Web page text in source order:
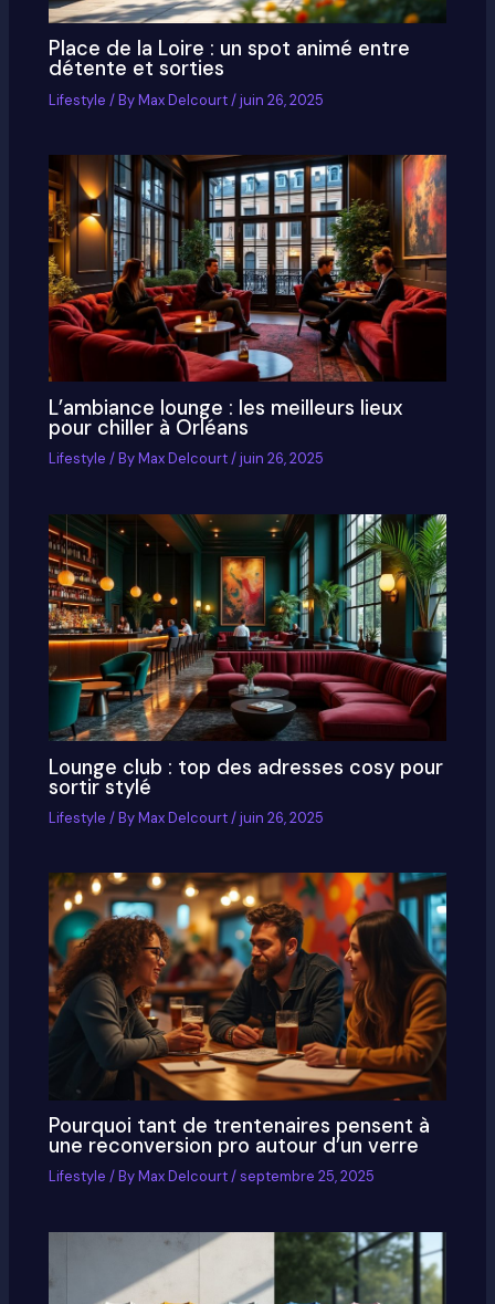
Place de la Loire : un spot animé entre
détente et sorties
Lifestyle / ByMax Delcourt/juin 26, 2025
L’ambiance lounge : les meilleurs lieux
pour chiller à Orléans
Lifestyle / ByMax Delcourt/juin 26, 2025
Lounge club : top des adresses cosy pour
sortir stylé
Lifestyle / ByMax Delcourt/juin 26, 2025
Pourquoi tant de trentenaires pensent à
une reconversion pro autour d’un verre
Lifestyle / ByMax Delcourt/septembre 25, 2025